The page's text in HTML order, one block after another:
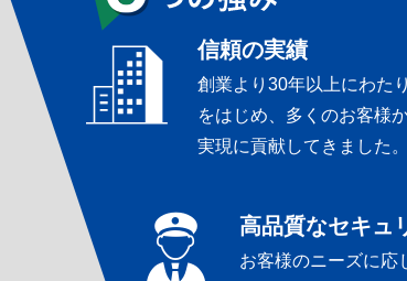
3つの強み
信頼の実績
創業より30年以上にわた
をはじめ、多くのお客様
実現に貢献してきました。
高品質なセキュ
お客様のニーズに応